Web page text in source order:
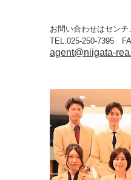
お問い合わせはセンチ
TEL.025-250-7395
agent@niigata-